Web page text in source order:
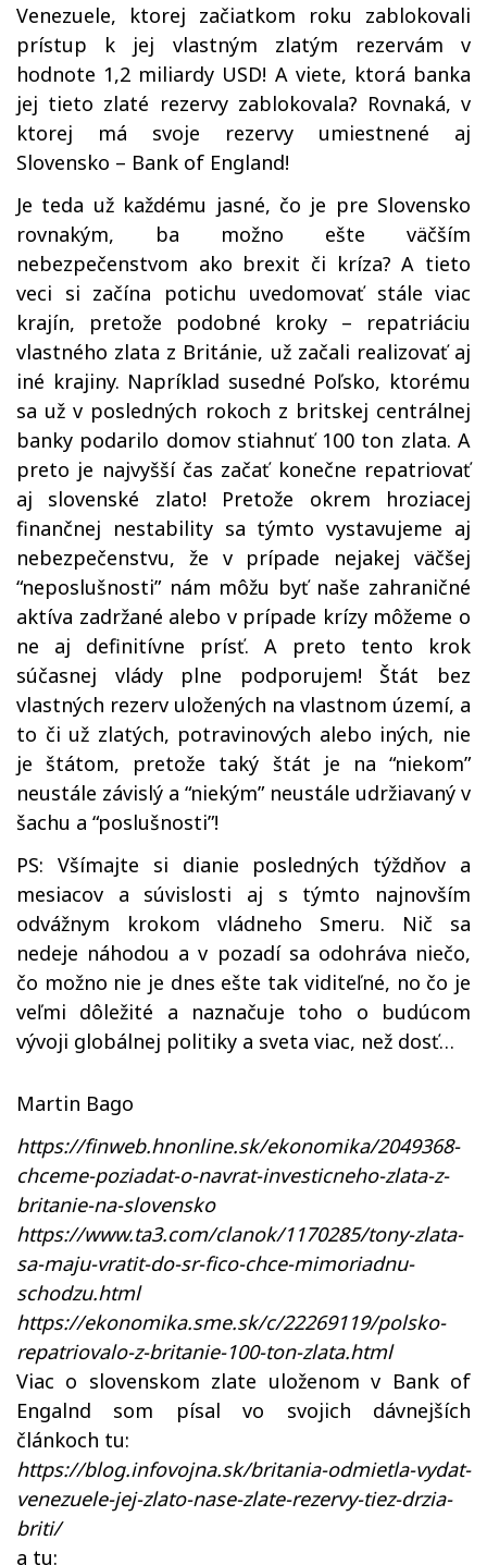
Venezuele, ktorej začiatkom roku zablokovali
prístup k jej vlastným zlatým rezervám v
hodnote 1,2 miliardy USD! A viete, ktorá banka
jej tieto zlaté rezervy zablokovala? Rovnaká, v
ktorej má svoje rezervy umiestnené aj
Slovensko – Bank of England!
Je teda už každému jasné, čo je pre Slovensko
rovnakým, ba možno ešte väčším
nebezpečenstvom ako brexit či kríza? A tieto
veci si začína potichu uvedomovať stále viac
krajín, pretože podobné kroky – repatriáciu
vlastného zlata z Británie, už začali realizovať aj
iné krajiny. Napríklad susedné Poľsko, ktorému
sa už v posledných rokoch z britskej centrálnej
banky podarilo domov stiahnuť 100 ton zlata. A
preto je najvyšší čas začať konečne repatriovať
aj slovenské zlato! Pretože okrem hroziacej
finančnej nestability sa týmto vystavujeme aj
nebezpečenstvu, že v prípade nejakej väčšej
“neposlušnosti” nám môžu byť naše zahraničné
aktíva zadržané alebo v prípade krízy môžeme o
ne aj definitívne prísť. A preto tento krok
súčasnej vlády plne podporujem! Štát bez
vlastných rezerv uložených na vlastnom území, a
to či už zlatých, potravinových alebo iných, nie
je štátom, pretože taký štát je na “niekom”
neustále závislý a “niekým” neustále udržiavaný v
šachu a “poslušnosti”!
PS: Všímajte si dianie posledných týždňov a
mesiacov a súvislosti aj s týmto najnovším
odvážnym krokom vládneho Smeru. Nič sa
nedeje náhodou a v pozadí sa odohráva niečo,
čo možno nie je dnes ešte tak viditeľné, no čo je
veľmi dôležité a naznačuje toho o budúcom
vývoji globálnej politiky a sveta viac, než dosť…
Martin Bago
https://finweb.hnonline.sk/ekonomika/2049368-
chceme-poziadat-o-navrat-investicneho-zlata-z-
britanie-na-slovensko
https://www.ta3.com/clanok/1170285/tony-zlata-
sa-maju-vratit-do-sr-fico-chce-mimoriadnu-
schodzu.html
https://ekonomika.sme.sk/c/22269119/polsko-
repatriovalo-z-britanie-100-ton-zlata.html
Viac o slovenskom zlate uloženom v Bank of
Engalnd som písal vo svojich dávnejších
článkoch tu:
https://blog.infovojna.sk/britania-odmietla-vydat-
venezuele-jej-zlato-nase-zlate-rezervy-tiez-drzia-
briti/
a tu: